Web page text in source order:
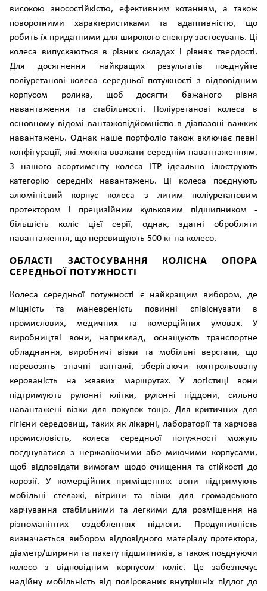
високою зносостійкістю, ефективним котанням, а також
поворотними характеристиками та адаптивністю, що
робить їх придатними для широкого спектру застосувань. Ці
колеса випускаються в різних складах і рівнях твердості.
Для досягнення найкращих результатів поєднуйте
поліуретанові колеса середньої потужності з відповідним
корпусом ролика, щоб досягти бажаного рівня
навантаження та стабільності. Поліуретанові колеса в
основному відомі вантажопідйомністю в діапазоні важких
навантажень. Однак наше портфоліо також включає певні
конфігурації, які можна вважати середнім навантаженням.
З нашого асортименту колеса ITP ідеально ілюструють
категорію середніх навантажень. Ці колеса поєднують
алюмінієвий корпус колеса з литим поліуретановим
протектором і прецизійним кульковим підшипником -
більшість коліс цієї серії, однак, здатні обробляти
навантаження, що перевищують 500 кг на колесо.
ОБЛАСТІ ЗАСТОСУВАННЯ КОЛІСНА ОПОРА
СЕРЕДНЬОЇ ПОТУЖНОСТІ
Колеса середньої потужності є найкращим вибором, де
міцність та маневреність повинні співіснувати в
промислових, медичних та комерційних умовах. У
виробництві вони, наприклад, оснащують транспортне
обладнання, виробничі візки та мобільні верстати, що
перевозять значні вантажі, зберігаючи контрольовану
керованість на жвавих маршрутах. У логістиці вони
підтримують рулонні клітки, рулонні піддони, сильно
навантажені візки для покупок тощо. Для критичних для
гігієни середовищ, таких як лікарні, лабораторії та харчова
промисловість, колеса середньої потужності можуть
поєднуватися з нержавіючими або миючими корпусами,
щоб відповідати вимогам щодо очищення та стійкості до
корозії. У комерційних приміщеннях вони підтримують
мобільні стелажі, вітрини та візки для громадського
харчування стабільними та легкими для розміщення на
різноманітних оздобленнях підлоги. Продуктивність
визначається вибором відповідного матеріалу протектора,
діаметр/ширини та пакету підшипників, а також поєднуючи
колесо з відповідним корпусом коліс. Це забезпечує
надійну мобільність від полірованих внутрішніх підлог до